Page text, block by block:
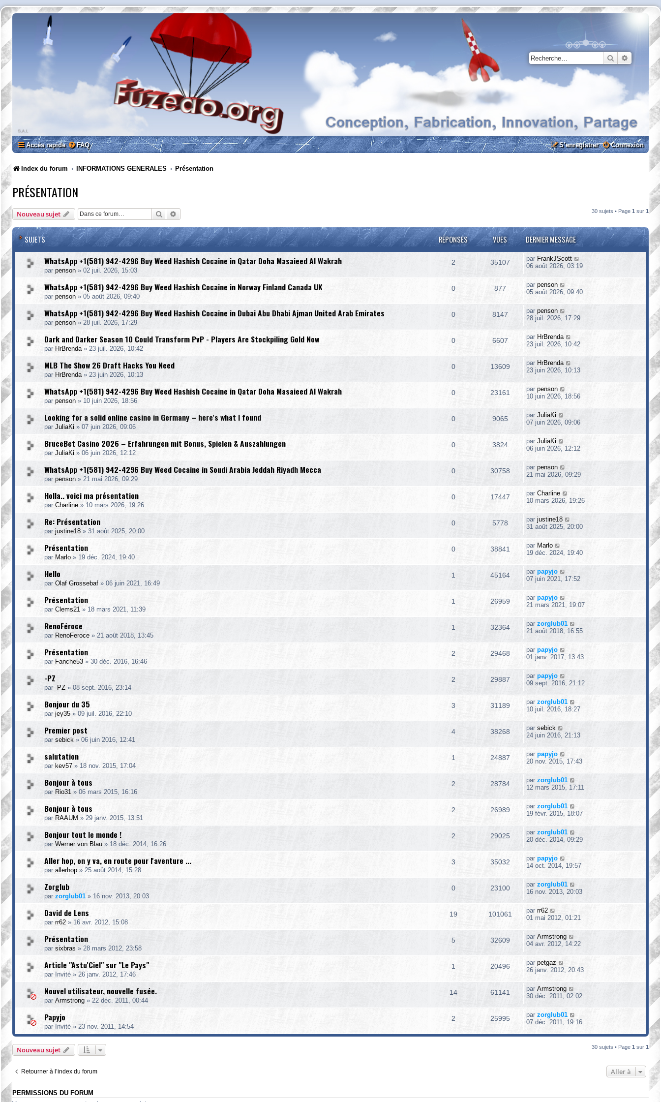
Rechercher
Accès rapide FAQ Connexion
S’enregistrer
Index du forum INFORMATIONS GENERALES Présentation
PRÉSENTATION
Nouveau sujet Rechercher 30 sujets • Page 1 sur 1
SUJETS RÉPONSES VUES DERNIER MESSAGE
WhatsApp +1(581) 942-4296 Buy Weed Hashish Cocaine in Qatar Doha Masaieed Al Wakrah
par penson » 02 juil. 2026, 15:03
2 35107 par FrankJScott
06 août 2026, 03:19
WhatsApp +1(581) 942-4296 Buy Weed Hashish Cocaine in Norway Finland Canada UK
par penson » 05 août 2026, 09:40
0 877 par penson
05 août 2026, 09:40
WhatsApp +1(581) 942-4296 Buy Weed Hashish Cocaine in Dubai Abu Dhabi Ajman United Arab Emirates
par penson » 28 juil. 2026, 17:29
0 8147 par penson
28 juil. 2026, 17:29
Dark and Darker Season 10 Could Transform PvP - Players Are Stockpiling Gold Now
par HrBrenda» 23 juil. 2026, 10:42
0 6607 par HrBrenda
23 juil. 2026, 10:42
MLB The Show 26 Draft Hacks You Need
par HrBrenda» 23 juin 2026, 10:13
0 13609 par HrBrenda
23 juin 2026, 10:13
WhatsApp +1(581) 942-4296 Buy Weed Hashish Cocaine in Qatar Doha Masaieed Al Wakrah
par penson » 10 juin 2026, 18:56
0 23161 par penson
10 juin 2026, 18:56
Looking for a solid online casino in Germany – here's what I found
par JuliaKi » 07 juin 2026, 09:06
0 9065 par JuliaKi
07 juin 2026, 09:06
BruceBet Casino 2026 – Erfahrungen mit Bonus, Spielen & Auszahlungen
par JuliaKi » 06 juin 2026, 12:12
0 3824 par JuliaKi
06 juin 2026, 12:12
WhatsApp +1(581) 942-4296 Buy Weed Cocaine in Soudi Arabia Jeddah Riyadh Mecca
par penson » 21 mai 2026, 09:29
0 30758 par penson
21 mai 2026, 09:29
Holla.. voici ma présentation
par Charline » 10 mars 2026, 19:26
0 17447 par Charline
10 mars 2026, 19:26
Re: Présentation
par justine18 » 31 août 2025, 20:00
0 5778 par justine18
31 août 2025, 20:00
Présentation
par Marlo » 19 déc. 2024, 19:40
0 38841 par Marlo
19 déc. 2024, 19:40
Hello
par Olaf Grossebaf » 06 juin 2021, 16:49
1 45164 par papyjo
07 juin 2021, 17:52
Présentation
par Clems21 » 18 mars 2021, 11:39
1 26959 par papyjo
21 mars 2021, 19:07
RenoFéroce
par RenoFeroce » 21 août 2018, 13:45
1 32364 par zorglub01
21 août 2018, 16:55
Présentation
par Fanche53 » 30 déc. 2016, 16:46
2 29468 par papyjo
01 janv. 2017, 13:43
-PZ
par -PZ » 08 sept. 2016, 23:14
2 29887 par papyjo
09 sept. 2016, 21:12
Bonjour du 35
par jey35 » 09 juil. 2016, 22:10
3 31189 par zorglub01
10 juil. 2016, 18:27
Premier post
par sebick » 06 juin 2016, 12:41
4 38268 par sebick
24 juin 2016, 21:13
salutation
par kev57 » 18 nov. 2015, 17:04
1 24887 par papyjo
20 nov. 2015, 17:43
Bonjour à tous
par Rio31 » 06 mars 2015, 16:16
2 28784 par zorglub01
12 mars 2015, 17:11
Bonjour à tous
par RAAUM » 29 janv. 2015, 13:51
2 26989 par zorglub01
19 févr. 2015, 18:07
Bonjour tout le monde !
par Werner von Blau » 18 déc. 2014, 16:26
2 29025 par zorglub01
20 déc. 2014, 09:29
Aller hop, on y va, en route pour l'aventure ...
par allerhop » 25 août 2014, 15:28
3 35032 par papyjo
14 oct. 2014, 19:57
Zorglub
par zorglub01 » 16 nov. 2013, 20:03
0 23100 par zorglub01
16 nov. 2013, 20:03
David de Lens
par rr62 » 16 avr. 2012, 15:08
19 101061 par rr62
01 mai 2012, 01:21
Présentation
par sixbras » 28 mars 2012, 23:58
5 32609 par Armstrong
04 avr. 2012, 14:22
Article "Astu'Ciel" sur "Le Pays"
par Invité » 26 janv. 2012, 17:46
1 20496 par petgaz
26 janv. 2012, 20:43
Nouvel utilisateur, nouvelle fusée.
par Armstrong » 22 déc. 2011, 00:44
14 61141 par Armstrong
30 déc. 2011, 02:02
Papyjo
par Invité » 23 nov. 2011, 14:54
2 25995 par zorglub01
07 déc. 2011, 19:16
Nouveau sujet 30 sujets • Page 1 sur 1
Retourner à l’index du forum Aller à
PERMISSIONS DU FORUM